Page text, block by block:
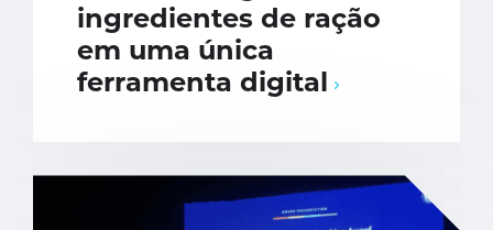
ingredientes de ração
em uma única
ferramenta digital